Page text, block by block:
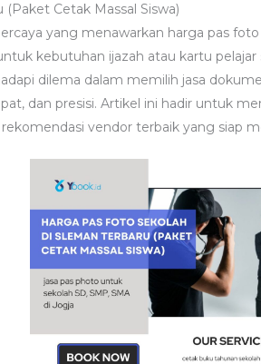
Cetak Massal Siswa)
yang menawarkan harga pas
kebutuhan ijazah atau kartu pelajar
dilema dalam memilih jasa
dan presisi. Artikel ini hadir untuk
vendor terbaik yang siap